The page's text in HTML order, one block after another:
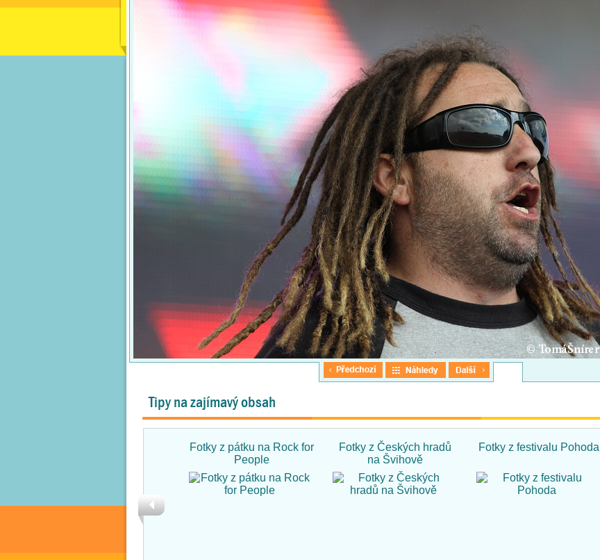
Tipy na zajímavý obsah
Fotky z pátku na Rock for
People
Fotky z Českých hradů
na Švihově
Fotky z festivalu Pohoda